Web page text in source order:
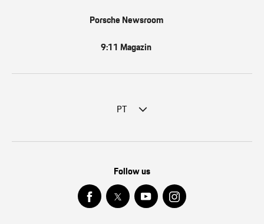
Porsche Newsroom
9:11 Magazin
PT
Follow us